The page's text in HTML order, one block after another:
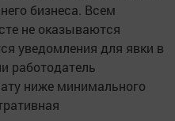
бизнеса. Всем
не оказываются
уведомления для явки в
работодатель
ниже минимального